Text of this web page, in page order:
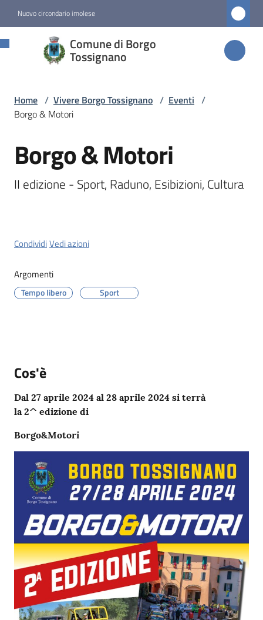
Nuovo circondario imolese
Comune di Borgo
Tossignano
Comune di
Borgo
Novità
Servizi
Tossignano
line
Prenotazioni
Tutti
argomenti
Home / Vivere Borgo Tossignano / Eventi /
Borgo & Motori
Salta al contenuto
Borgo & Motori
II edizione - Sport, Raduno, Esibizioni, Cultura
CondividiVedi azioni
Argomenti
Tempo libero Sport
Cos'è
Dal 27 aprile 2024 al 28 aprile 2024 si terrà
la 2^ edizione di
Borgo&Motori